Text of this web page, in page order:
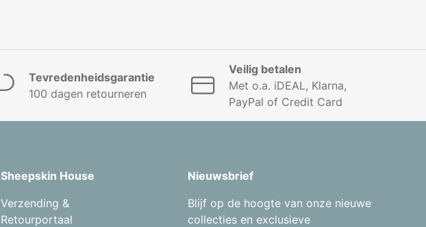
Tevredenheidsgarantie
100 dagen retourneren
Veilig betalen
Met o.a. iDEAL, Klarna,
PayPal of Credit Card
Sheepskin House
Verzending &
Retourportaal
Nieuwsbrief
Blijf op de hoogte van onze nieuwe
collecties en exclusieve